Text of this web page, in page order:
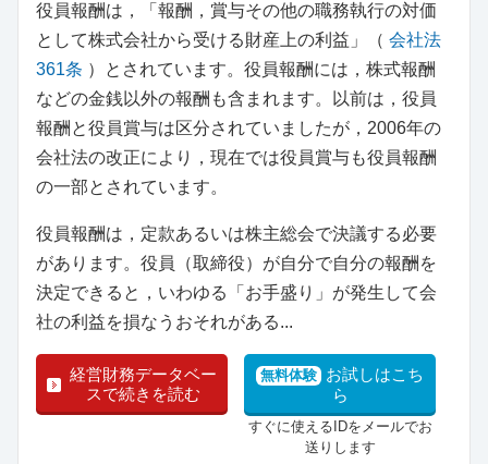
役員報酬は，「報酬，賞与その他の職務執行の対価
として株式会社から受ける財産上の利益」（ 会社法
361条 ）とされています。役員報酬には，株式報酬
などの金銭以外の報酬も含まれます。以前は，役員
報酬と役員賞与は区分されていましたが，2006年の
会社法の改正により，現在では役員賞与も役員報酬
の一部とされています。
役員報酬は，定款あるいは株主総会で決議する必要
があります。役員（取締役）が自分で自分の報酬を
決定できると，いわゆる「お手盛り」が発生して会
社の利益を損なうおそれがある...
経営財務データベー
スで続きを読む
無料体験 お試しはこち
ら
すぐに使えるIDをメールでお
送りします